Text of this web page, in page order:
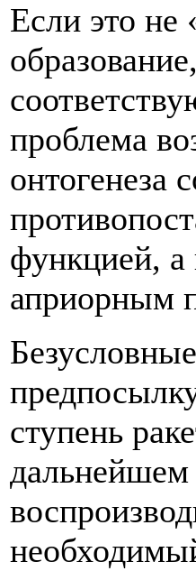
Если это не
проблема
онтогенеза
функцией, а
априорным
ступень